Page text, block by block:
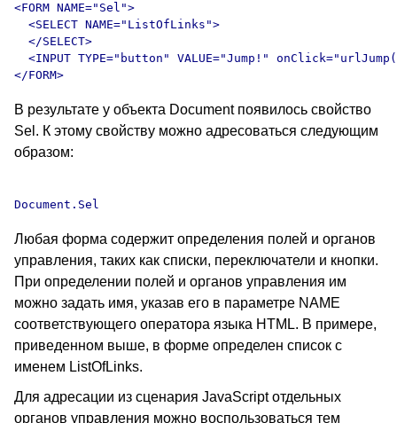
<FORM NAME="Sel">
  <SELECT NAME="ListOfLinks">
  </SELECT>
<INPUT TYPE="button" VALUE="Jump!"
В результате у объекта Document появилось свойство
Sel. К этому свойству можно адресоваться следующим
образом:
Любая форма содержит определения полей и органов
управления, таких как списки, переключатели и кнопки.
При определении полей и органов управления им
можно задать имя, указав его в параметре NAME
соответствующего оператора языка HTML. В примере,
приведенном выше, в форме определен список с
именем ListOfLinks.
Для адресации из сценария JavaScript отдельных
органов управления можно воспользоваться тем